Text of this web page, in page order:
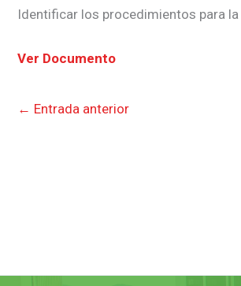
Identificar los procedimientos para
Ver Documento
← Entrada anterior